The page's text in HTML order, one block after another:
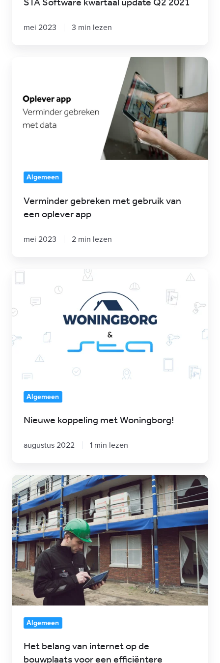
mei 2023 3 min lezen
gebruik
Algemeen
Verminder gebreken met gebruik van
een oplever app
mei 2023 2 min lezen
Nieuwe
Woningborg!
Algemeen
Nieuwe koppeling met Woningborg!
augustus 2022 1 min lezen
Het
belang
van
internet
op
de
bouwplaats
voor
een
efficiëntere
werkwijze
Algemeen
Het belang van internet op de